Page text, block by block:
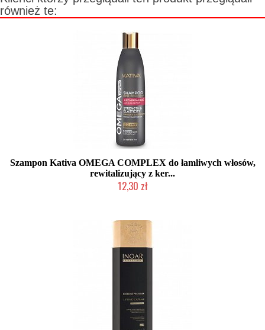
również te:
Szampon Kativa OMEGA COMPLEX do łamliwych włosów,
rewitalizujący z ker...
12,30 zł